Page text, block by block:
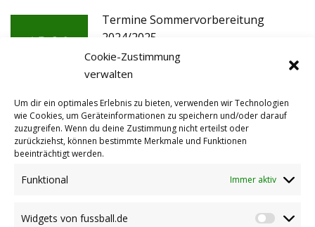
Cookie-Zustimmung
verwalten
Um dir ein optimales Erlebnis zu bieten, verwenden wir Technologien
wie Cookies, um Geräteinformationen zu speichern und/oder darauf
zuzugreifen. Wenn du deine Zustimmung nicht erteilst oder
zurückziehst, können bestimmte Merkmale und Funktionen
beeinträchtigt werden.
Funktional Immer aktiv
Widgets von fussball.de
Termine Sommervorbereitung
2024/2025
28.06.2024
Termine Sommervorbereitung
2020/2021
06.08.2020